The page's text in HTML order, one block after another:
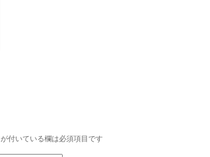
が付いている欄は必須項目です